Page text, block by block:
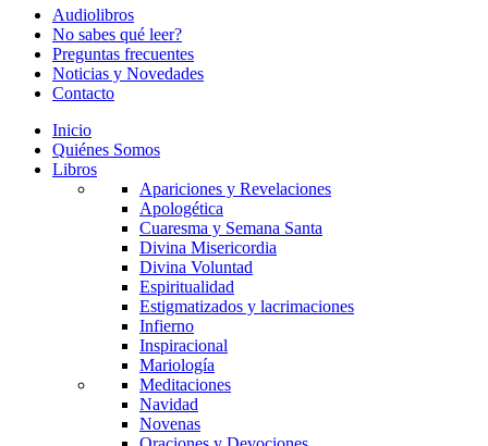
Audiolibros
No sabes qué leer?
Preguntas frecuentes
Noticias y Novedades
Contacto
Inicio
Quiénes Somos
Libros
Apariciones y Revelaciones
Apologética
Cuaresma y Semana Santa
Divina Misericordia
Divina Voluntad
Espiritualidad
Estigmatizados y lacrimaciones
Infierno
Inspiracional
Mariología
Meditaciones
Navidad
Novenas